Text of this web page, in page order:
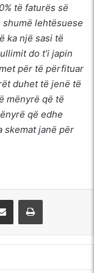
të faturës së
lehtësuese
ka një sasi të
do t’i japin
për të përfituar
duhet të jenë të
mënyrë që të
që edhe
skemat janë për